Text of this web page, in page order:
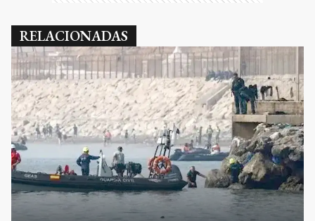
RELACIONADAS